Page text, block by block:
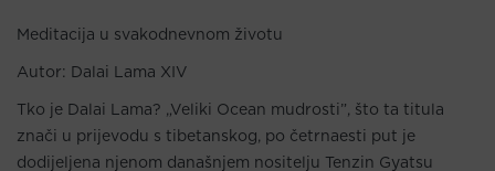
Meditacija u svakodnevnom životu
Autor: Dalai Lama XIV
Tko je Dalai Lama? „Veliki Ocean mudrosti”, što ta titula
znači u prijevodu s tibetanskog, po četrnaesti put je
dodijeljena njenom današnjem nositelju Tenzin Gyatsu